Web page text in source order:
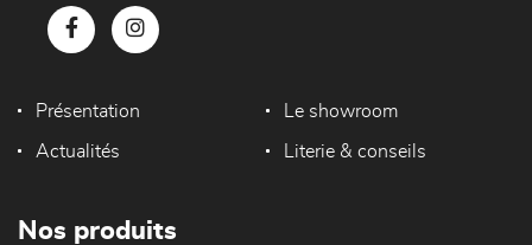
Présentation Le showroom
Actualités Literie & conseils
Nos produits